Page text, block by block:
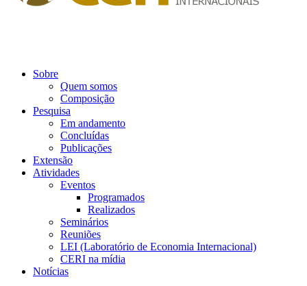
Sobre
Quem somos
Composição
Pesquisa
Em andamento
Concluídas
Publicações
Extensão
Atividades
Eventos
Programados
Realizados
Seminários
Reuniões
LEI (Laboratório de Economia Internacional)
CERI na mídia
Notícias